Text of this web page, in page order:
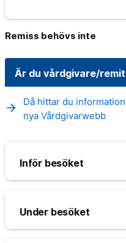
Remiss behövs inte
Är du vårdgivare/
arrow_forward
Då hittar du
nya Vårdgivarwebb
Inför besöket
Under besöket